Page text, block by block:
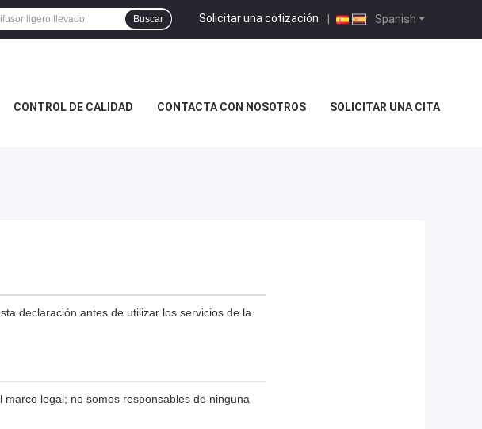
Spanish
Solicitar una cotización |
Buscar
CONTROL DE CALIDAD CONTACTA CON NOSOTROS SOLICITAR UNA CITA
declaración antes de utilizar los servicios de la
legal; no somos responsables de ninguna